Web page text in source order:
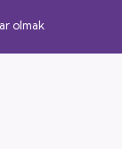
olmak